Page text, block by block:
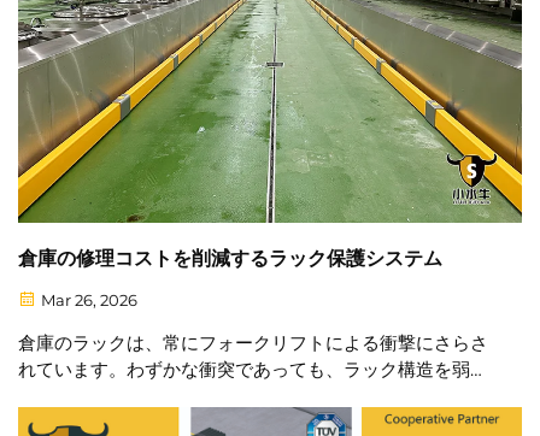
倉庫の修理コストを削減するラック保護システム
Mar 26, 2026
倉庫のラックは、常にフォークリフトによる衝撃にさらさ
れています。わずかな衝突であっても、ラック構造を弱
になる理由 損傷したラックは以下を招く可能性がありま